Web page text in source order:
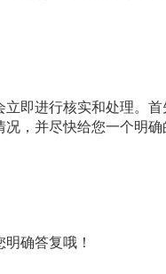
即进行核实和处理。
，并尽快给您一个明确
确答复哦！